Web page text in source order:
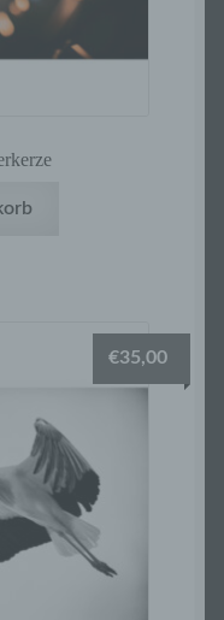
€35,00
in einer Weise,
Daten
werden
die gewährleisten,
für die
die Verarbeitung
oder
Einrichtung
oder
die Zwecke
von
entscheidet.